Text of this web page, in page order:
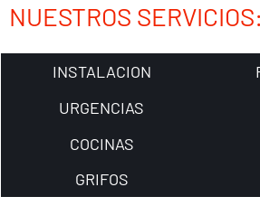
NUESTROS SERVICIOS:
INSTALACION
URGENCIAS
COCINAS
GRIFOS